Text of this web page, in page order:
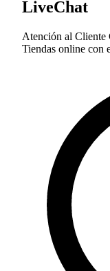
LiveChat
Atención al Cliente
Tiendas online con